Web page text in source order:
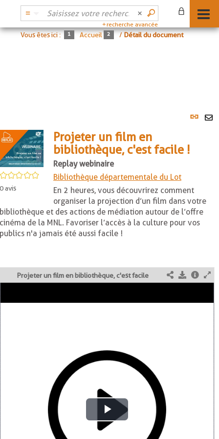
recherche avancée
Vous êtes ici : Accueil /Détail du document
Lien
5
0avis
Projeter un film en
bibliothèque, c'est facile !
Replay webinaire
Bibliothèque départementale du Lot
En 2 heures, vous découvrirez comment
organiser la projection d’un film dans votre
bibliothèque et des actions de médiation autour de l’offre
cinéma de la MNL. Favoriser l’accès à la culture pour vos
publics n'a jamais été aussi facile !
Projeter un film en bibliothèque, c'est facile
Play